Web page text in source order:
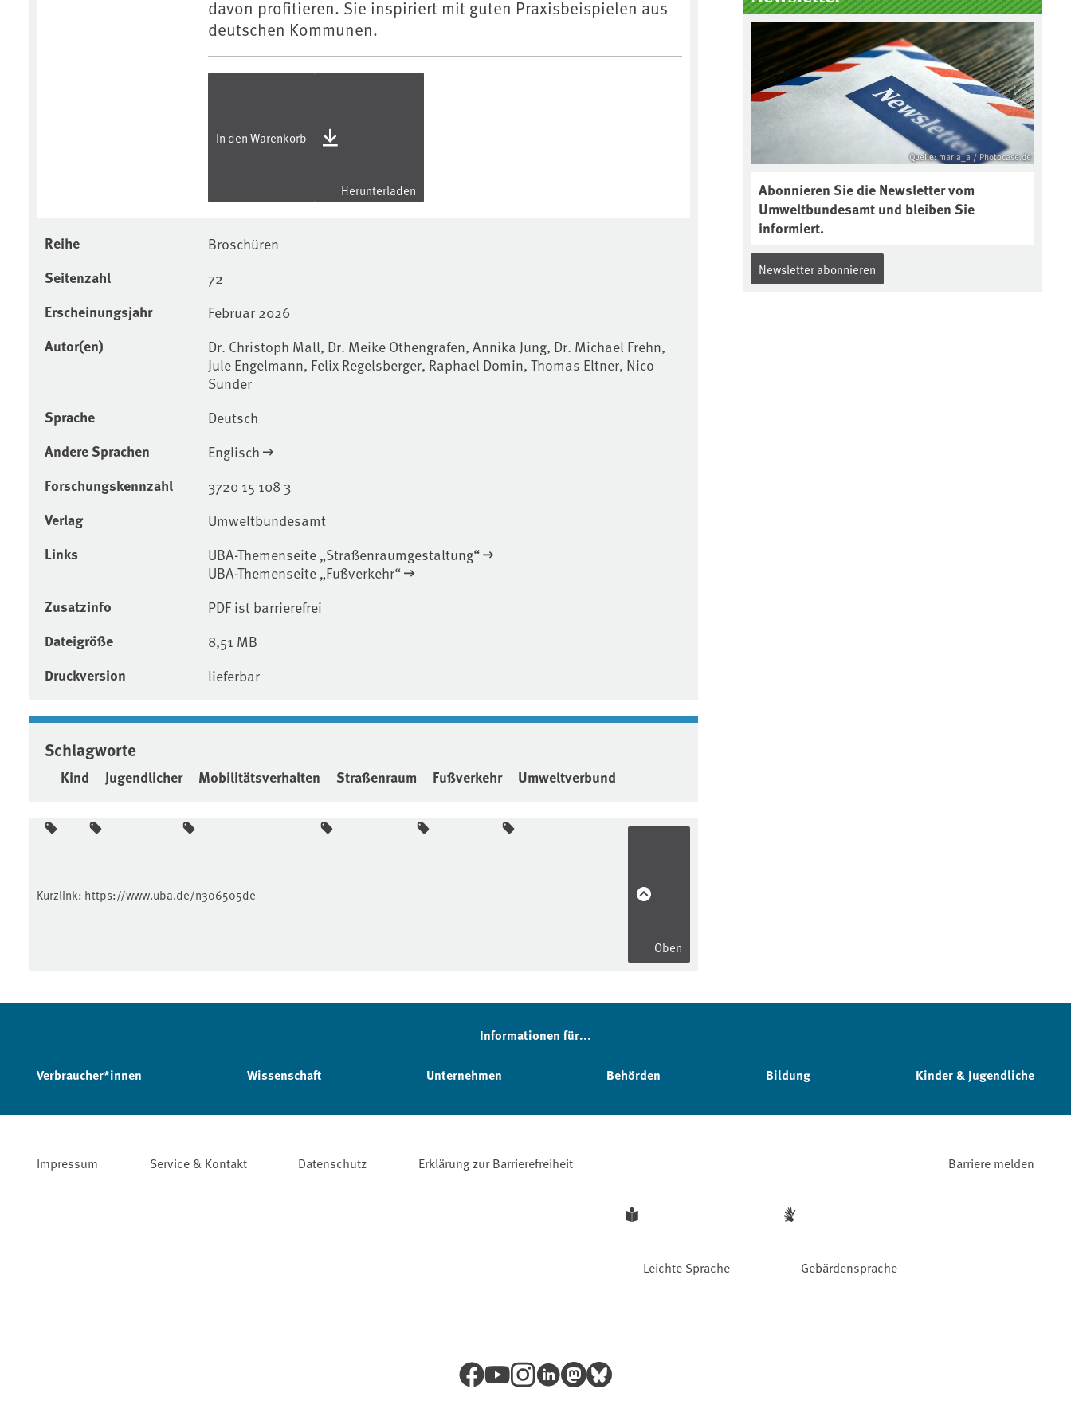
davon profitieren. Sie inspiriert mit guten Praxisbeispielen aus
deutschen Kommunen.
In den Warenkorb
Herunterladen
Reihe Broschüren
Seitenzahl 72
Erscheinungsjahr Februar 2026
Autor(en)
Dr. Christoph Mall, Dr. Meike Othengrafen, Annika Jung, Dr. Michael Frehn,
Jule Engelmann, Felix Regelsberger, Raphael Domin, Thomas Eltner, Nico
Sunder
Sprache Deutsch
Andere Sprachen Englisch
Forschungskennzahl 3720 15 108 3
Verlag Umweltbundesamt
Links
UBA-Themenseite „Straßenraumgestaltung“
UBA-Themenseite „Fußverkehr“
Zusatzinfo PDF ist barrierefrei
Dateigröße 8,51 MB
Druckversion lieferbar
Schlagworte
Kind Jugendlicher Mobilitätsverhalten Straßenraum Fußverkehr Umweltverbund
Boden des Jahres ausgewählt und
was passiert eigentlich während
eines solchen Bodenjahres? Infos
dazu gibt es im aktuellen Podcast
„Soilcast“. Jetzt reinhören:
https://soilcast.de/interview/sc20
2-interview-die-kuer-der-krume/
Quelle: maria_a / Photocase.de
Abonnieren Sie die Newsletter vom
Umweltbundesamt und bleiben Sie
informiert.
Newsletter abonnieren
Kurzlink: https://www.uba.de/n306505de
Oben
Informationen für...
Verbraucher*innen Wissenschaft Unternehmen Behörden Bildung Kinder & Jugendliche
Impressum Service & Kontakt Datenschutz Erklärung zur Barrierefreiheit
Leichte Sprache Gebärdensprache
Barriere melden